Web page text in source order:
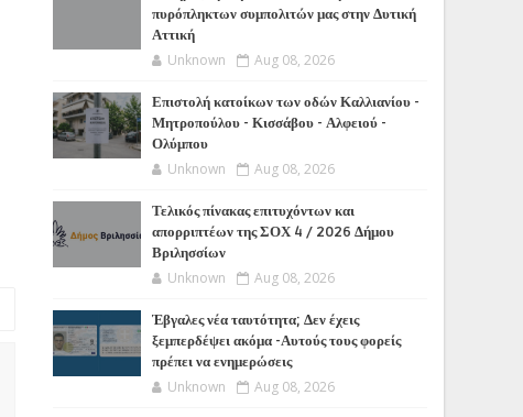
πυρόπληκτων συμπολιτών μας στην Δυτική
Αττική
Unknown Aug 08, 2026
Επιστολή κατοίκων των οδών Καλλιανίου -
Μητροπούλου - Κισσάβου - Αλφειού -
Ολύμπου
Unknown Aug 08, 2026
Τελικός πίνακας επιτυχόντων και
απορριπτέων της ΣΟΧ 4 / 2026 Δήμου
Βριλησσίων
Unknown Aug 08, 2026
Έβγαλες νέα ταυτότητα; Δεν έχεις
ξεμπερδέψει ακόμα -Αυτούς τους φορείς
πρέπει να ενημερώσεις
Unknown Aug 08, 2026